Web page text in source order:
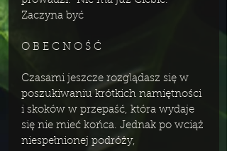
Zaczyna być
O B E C N O Ś Ć
Czasami jeszcze rozglądasz się w
poszukiwaniu krótkich namiętności
i skoków w przepaść, która wydaje
się nie mieć końca. Jednak po wciąż
niespełnionej podróży,